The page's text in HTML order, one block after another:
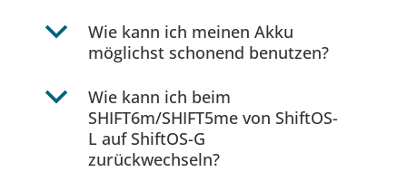
b
Wie kann ich meinen Akku
möglichst schonend benutzen?
b
Wie kann ich beim
SHIFT6m/SHIFT5me von ShiftOS-
L auf ShiftOS-G
zurückwechseln?